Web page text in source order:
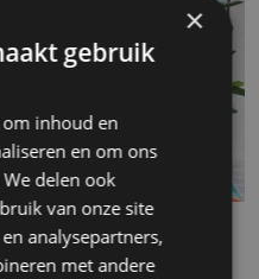
tot
×
gebruik
inhoud en
en om ons
delen ook
van onze site
analysepartners,
met andere